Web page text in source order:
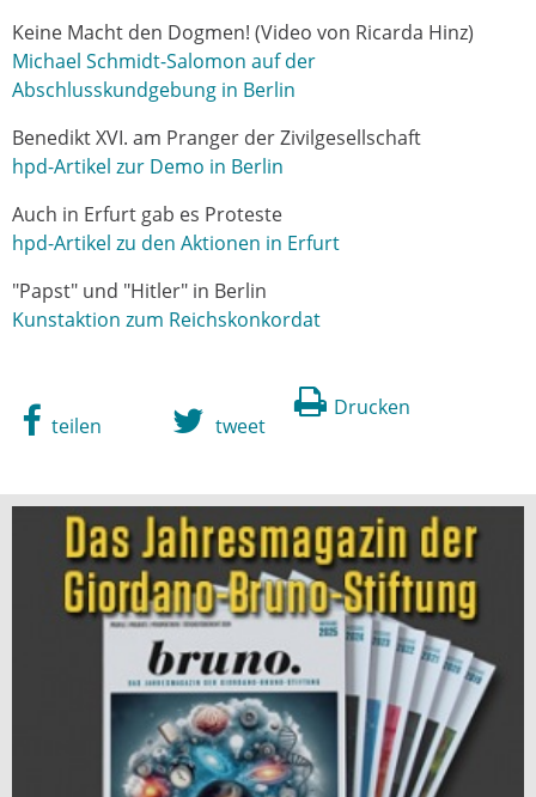
Keine Macht den Dogmen! (Video von Ricarda Hinz)
Michael Schmidt-Salomon auf der
Abschlusskundgebung in Berlin
Benedikt XVI. am Pranger der Zivilgesellschaft
hpd-Artikel zur Demo in Berlin
Auch in Erfurt gab es Proteste
hpd-Artikel zu den Aktionen in Erfurt
"Papst" und "Hitler" in Berlin
Kunstaktion zum Reichskonkordat
Drucken
teilen tweet